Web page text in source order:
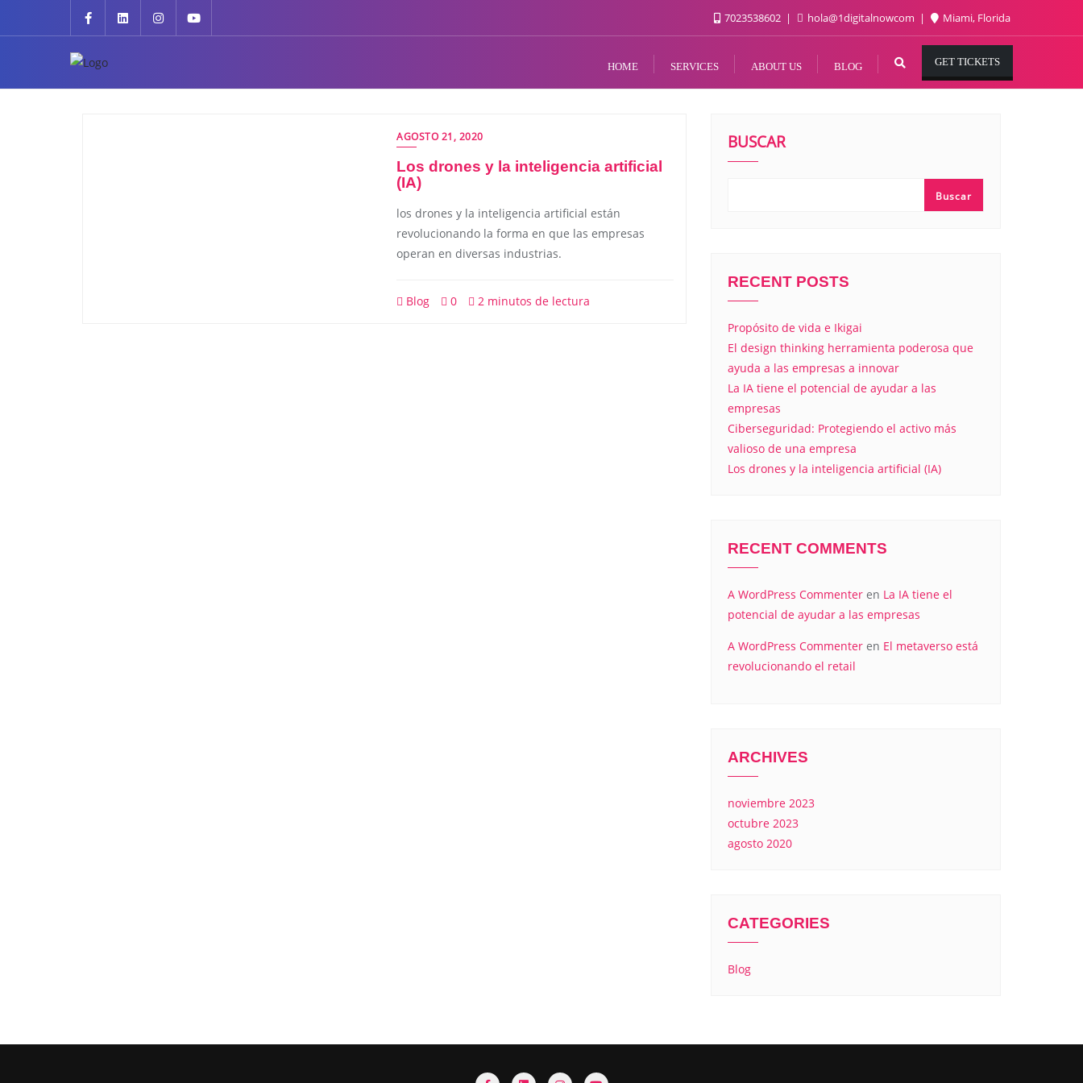
7023538602 hola@1digitalnowcom Miami, Florida
HOME SERVICES ABOUT US BLOG GET TICKETS
AGOSTO 21, 2020
Los drones y la inteligencia artificial
(IA)
los drones y la inteligencia artificial están
revolucionando la forma en que las empresas
operan en diversas industrias.
Blog 0 2 minutos de lectura
BUSCAR
Buscar
RECENT POSTS
Propósito de vida e Ikigai
El design thinking herramienta poderosa que
ayuda a las empresas a innovar
La IA tiene el potencial de ayudar a las
empresas
Ciberseguridad: Protegiendo el activo más
valioso de una empresa
Los drones y la inteligencia artificial (IA)
RECENT COMMENTS
A WordPress Commenter en La IA tiene el
potencial de ayudar a las empresas
A WordPress Commenter en El metaverso está
revolucionando el retail
ARCHIVES
noviembre 2023
octubre 2023
agosto 2020
CATEGORIES
Blog